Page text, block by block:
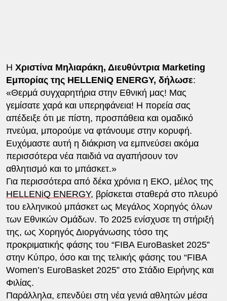
Η Χριστίνα Μηλιαράκη, Διευθύντρια Marketing
Εμπορίας της HELLENiQ ENERGY, δήλωσε:
«Θερμά συγχαρητήρια στην Εθνική μας! Μας
γεμίσατε χαρά και υπερηφάνεια! Η πορεία σας
απέδειξε ότι με πίστη, προσπάθεια και ομαδικό
πνεύμα, μπορούμε να φτάνουμε στην κορυφή.
Ευχόμαστε αυτή η διάκριση να εμπνεύσει ακόμα
περισσότερα νέα παιδιά να αγαπήσουν τον
αθλητισμό και το μπάσκετ.»
Για περισσότερα από δέκα χρόνια η ΕΚΟ, μέλος της
HELLENiQ ENERGY, βρίσκεται σταθερά στο πλευρό
του ελληνικού μπάσκετ ως Μεγάλος Χορηγός όλων
των Εθνικών Ομάδων. Το 2025 ενίσχυσε τη στήριξή
της, ως Χορηγός Διοργάνωσης τόσο της
προκριματικής φάσης του “FIBA EuroBasket 2025”
στην Κύπρο, όσο και της τελικής φάσης του “FIBA
Women’s EuroBasket 2025” στο Στάδιο Ειρήνης και
Φιλίας.
Παράλληλα, επενδύει στη νέα γενιά αθλητών μέσα